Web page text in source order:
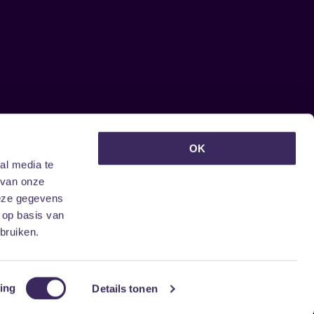
media te
onze
gegevens
basis van
Details tonen
OK
ontvangen?